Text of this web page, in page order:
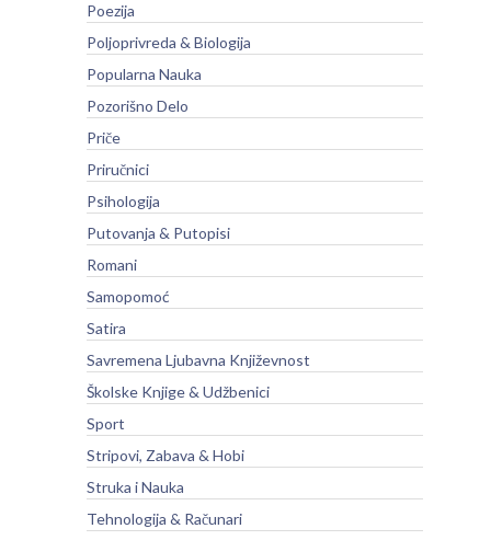
Poezija
Poljoprivreda & Biologija
Popularna Nauka
Pozorišno Delo
Priče
Priručnici
Psihologija
Putovanja & Putopisi
Romani
Samopomoć
Satira
Savremena Ljubavna Književnost
Školske Knjige & Udžbenici
Sport
Stripovi, Zabava & Hobi
Struka i Nauka
Tehnologija & Računari